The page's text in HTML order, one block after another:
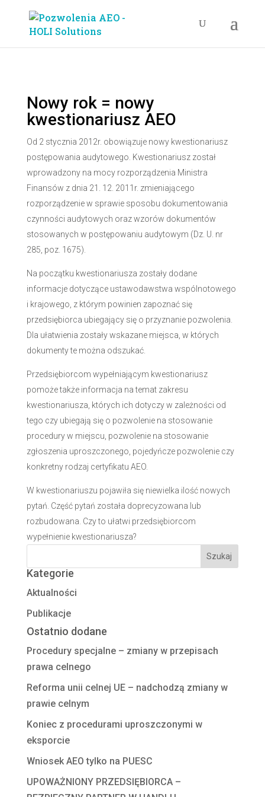
Nowy rok = nowy
kwestionariusz AEO
Od 2 stycznia 2012r. obowiązuje nowy kwestionariusz
postępowania audytowego. Kwestionariusz został
wprowadzony na mocy rozporządzenia Ministra
Finansów z dnia 21. 12. 2011r. zmieniającego
rozporządzenie w sprawie sposobu dokumentowania
czynności audytowych oraz wzorów dokumentów
stosowanych w postępowaniu audytowym (Dz. U. nr
285, poz. 1675).
Na początku kwestionariusza zostały dodane
informacje dotyczące ustawodawstwa wspólnotowego
i krajowego, z którym powinien zapoznać się
przedsiębiorca ubiegający się o przyznanie pozwolenia.
Dla ułatwienia zostały wskazane miejsca, w których
dokumenty te można odszukać.
Przedsiębiorcom wypełniającym kwestionariusz
pomoże także informacja na temat zakresu
kwestionariusza, których ich dotyczy w zależności od
tego czy ubiegają się o pozwolenie na stosowanie
procedury w miejscu, pozwolenie na stosowanie
zgłoszenia uproszczonego, pojedyńcze pozwolenie czy
konkretny rodzaj certyfikatu AEO.
W kwestionariuszu pojawiła się niewielka ilość nowych
pytań. Część pytań została doprecyzowana lub
rozbudowana. Czy to ułatwi przedsiębiorcom
wypełnienie kwestionariusza?
Kategorie
Aktualności
Publikacje
Ostatnio dodane
Procedury specjalne – zmiany w przepisach
prawa celnego
Reforma unii celnej UE – nadchodzą zmiany w
prawie celnym
Koniec z procedurami uproszczonymi w
eksporcie
Wniosek AEO tylko na PUESC
UPOWAŻNIONY PRZEDSIĘBIORCA –